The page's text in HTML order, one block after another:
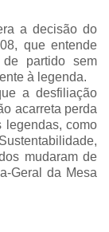
a decisão do
que entende
partido sem
à legenda.
a desfiliação
acarreta perda
legendas, como
mudaram de
Geral da Mesa